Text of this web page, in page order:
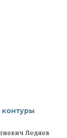
контуры
Ледяев